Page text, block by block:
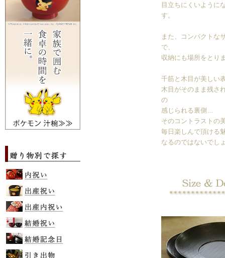
目立ちにくいように
す。
また、コンパクトな
で、
収納にも場所をとり
千筋と木目が美しい
木目がそのまま残さ
の
感じられる裏側…
そのコントラストの
毎日楽しんで頂ける
なるのではないでし